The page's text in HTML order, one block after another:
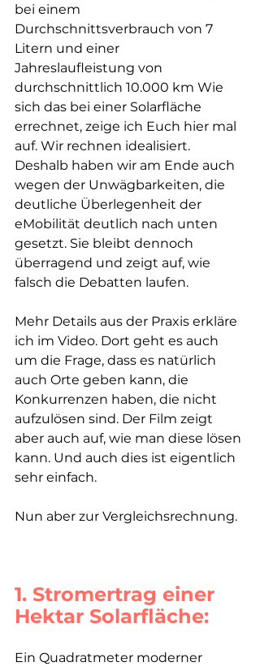
bei einem
Durchschnittsverbrauch von 7
Litern und einer
Jahreslaufleistung von
durchschnittlich 10.000 km Wie
sich das bei einer Solarfläche
errechnet, zeige ich Euch hier mal
auf. Wir rechnen idealisiert.
Deshalb haben wir am Ende auch
wegen der Unwägbarkeiten, die
deutliche Überlegenheit der
eMobilität deutlich nach unten
gesetzt. Sie bleibt dennoch
überragend und zeigt auf, wie
falsch die Debatten laufen.
Mehr Details aus der Praxis erkläre
ich im Video. Dort geht es auch
um die Frage, dass es natürlich
auch Orte geben kann, die
Konkurrenzen haben, die nicht
aufzulösen sind. Der Film zeigt
aber auch auf, wie man diese lösen
kann. Und auch dies ist eigentlich
sehr einfach.
Nun aber zur Vergleichsrechnung.
1. Stromertrag einer
Hektar Solarfläche:
Ein Quadratmeter moderner